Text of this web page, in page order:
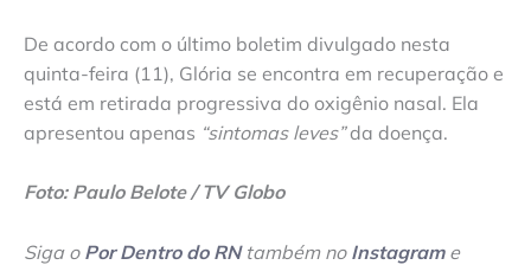
De acordo com o último boletim divulgado nesta
quinta-feira (11), Glória se encontra em recuperação e
está em retirada progressiva do oxigênio nasal. Ela
apresentou apenas “sintomas leves”da doença.
Foto: Paulo Belote / TV Globo
Siga o Por Dentro do RNtambém no Instagrame